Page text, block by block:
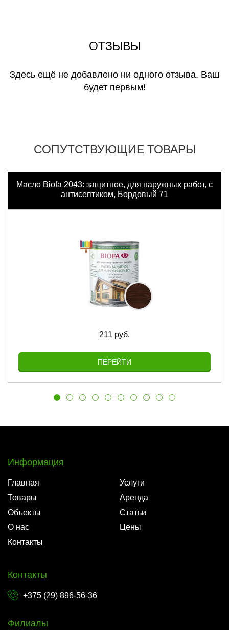
ОТЗЫВЫ
Здесь ещё не добавлено ни одного отзыва. Ваш
будет первым!
СОПУТСТВУЮЩИЕ ТОВАРЫ
Масло Biofa 2043: защитное, для наружных работ, с
антисептиком, Бордовый 71
211 руб.
ПЕРЕЙТИ
Информация
Главная
Услуги
Товары
Аренда
Объекты
Статьи
О нас
Цены
Контакты
Контакты
+375 (29) 896-56-36
Филиалы